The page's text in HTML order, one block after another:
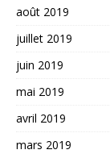
août 2019
juillet 2019
juin 2019
mai 2019
avril 2019
mars 2019